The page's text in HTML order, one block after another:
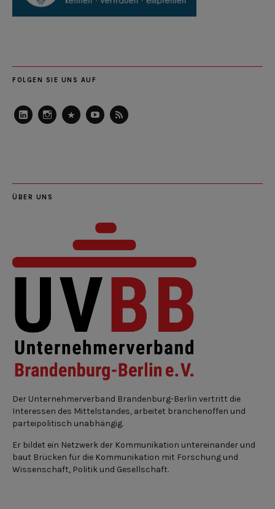
FOLGEN SIE UNS AUF
ÜBER UNS
Der Unternehmerverband Brandenburg-Berlin vertritt die
Interessen des Mittelstandes, arbeitet branchenoffen und
parteipolitisch unabhängig.
Er bildet ein Netzwerk der Kommunikation untereinander und
baut Brücken für die Kommunikation mit Forschung und
Wissenschaft, Politik und Gesellschaft.